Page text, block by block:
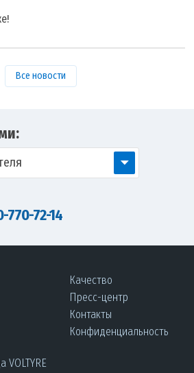
Все новости
770-72-14
Качество
Пресс-центр
Контакты
Конфиденциальность
VOLTYRE